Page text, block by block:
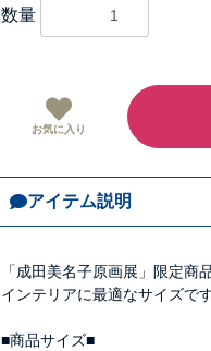
お気に入り
数量
アイテム説明
「成田美名子原画展」限定商
インテリアに最適なサイズで
■商品サイズ■